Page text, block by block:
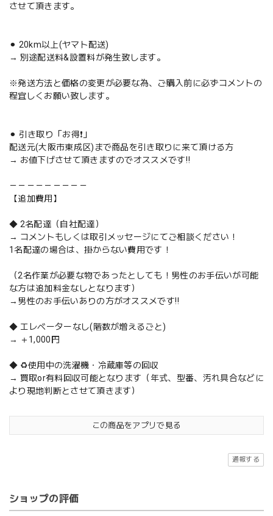
させて頂きます。
⚫︎ 20km以上(ヤマト配送)
→ 別途配送料&設置料が発生致します。
※発送方法と価格の変更が必要な為、ご購入前に必ずコメントの
程宜しくお願い致します。
⚫︎ 引き取り「お得❗️」
配送元(大阪市東成区)まで商品を引き取りに来て頂ける方
→ お値下げさせて頂きますのでオススメです‼️
－－－－－－－－－
【追加費用】
◆ 2名配達（自社配達）
→ コメントもしくは取引メッセージにてご相談ください！
1名配達の場合は、掛からない費用です！
（2名作業が必要な物であったとしても！男性のお手伝いが可能
な方は追加料金なしとなります）
→男性のお手伝いありの方がオススメです‼️
◆ エレベーターなし(階数が増えるごと)
→ ＋1,000円
◆ ♻️使用中の洗濯機・冷蔵庫等の回収
→ 買取or有料回収可能となります（年式、型番、汚れ具合などに
より現地判断とさせて頂きます）
この商品をアプリで見る
通報する
ショップの評価